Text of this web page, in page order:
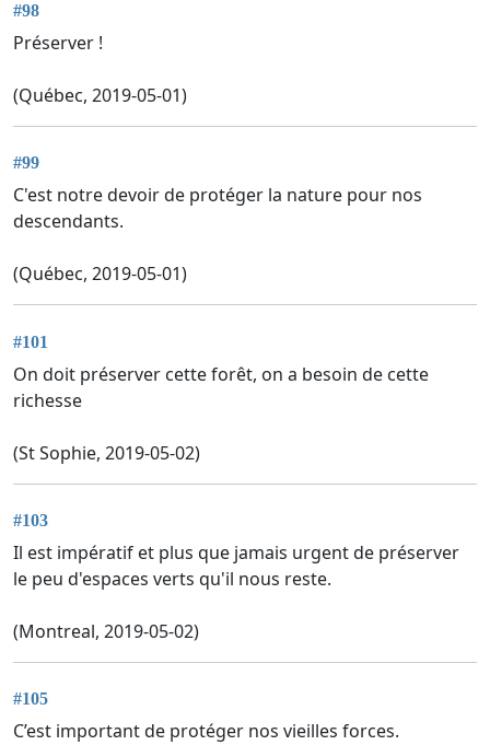
#98
Préserver !
(Québec, 2019-05-01)
#99
C'est notre devoir de protéger la nature pour nos
descendants.
(Québec, 2019-05-01)
#101
On doit préserver cette forêt, on a besoin de cette
richesse
(St Sophie, 2019-05-02)
#103
Il est impératif et plus que jamais urgent de préserver
le peu d'espaces verts qu'il nous reste.
(Montreal, 2019-05-02)
#105
C’est important de protéger nos vieilles forces.